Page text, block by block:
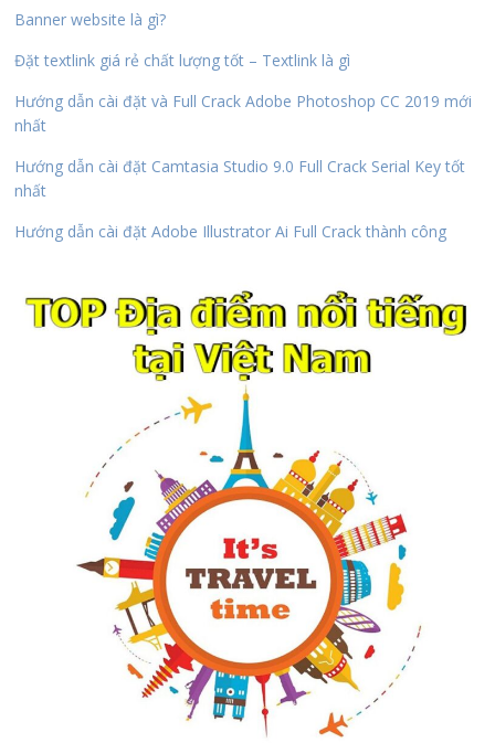
Banner website là gì?
Đặt textlink giá rẻ chất lượng tốt – Textlink là gì
Hướng dẫn cài đặt và Full Crack Adobe Photoshop CC 2019 mới
nhất
Hướng dẫn cài đặt Camtasia Studio 9.0 Full Crack Serial Key tốt
nhất
Hướng dẫn cài đặt Adobe Illustrator Ai Full Crack thành công